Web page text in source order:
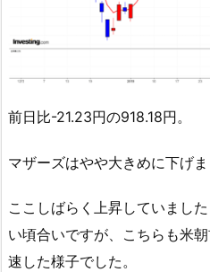
前日比-21.23円の918.18円。
マザーズはやや大きめに下げま
ここしばらく上昇していまし
い頃合いですが、こちらも米
速した様子でした。